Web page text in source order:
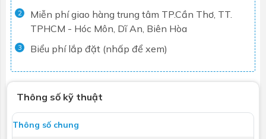
2
Miễn phí giao hàng trung tâm TP.Cần Thơ, TT.
TPHCM - Hóc Môn, Dĩ An, Biên Hòa
3 Biểu phí lắp đặt (nhấp để xem)
Thông số kỹ thuật
Thông số chung